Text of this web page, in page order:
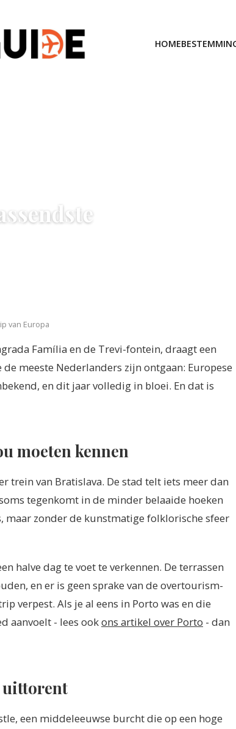
HOME
van Europa
Família en de Trevi-fontein, draagt een
meeste Nederlanders zijn ontgaan: Europese
en dit jaar volledig in bloei. En dat is
moeten kennen
trein van Bratislava. De stad telt iets meer dan
tegenkomt in de minder belaaide hoeken
maar zonder de kunstmatige folklorische sfeer
halve dag te voet te verkennen. De terrassen
en er is geen sprake van de overtourism-
verpest. Als je al eens in Porto was en die
aanvoelt - lees ookons artikel over Porto - dan
uittorent
een middeleeuwse burcht die op een hoge